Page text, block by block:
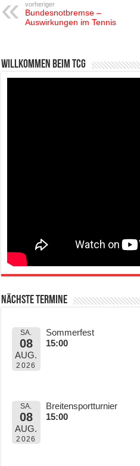
vorheriger
Bundesnotbremse –
Auswirkungen im Tennis
Willkommen beim TCG
Nächste Termine
SA.
08
AUG.
2026
Sommerfest
15:00
SA.
08
AUG.
2026
Breitensportturnier
15:00